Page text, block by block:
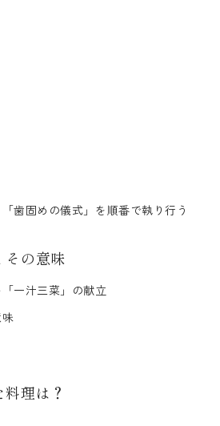
歯固めの儀式」を順番で執り行う
の意味
一汁三菜」の献立
理は？